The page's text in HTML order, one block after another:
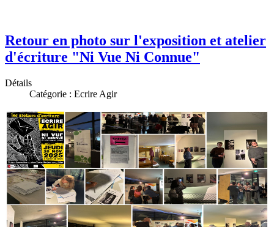
Retour en photo sur l'exposition et atelier
d'écriture "Ni Vue Ni Connue"
Détails
Catégorie : Ecrire Agir